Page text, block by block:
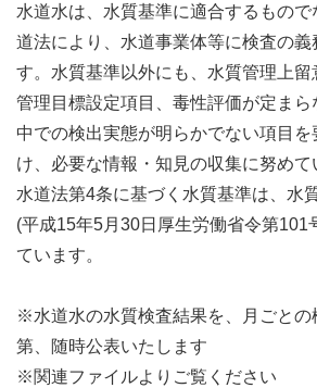
水道水は、水質基準に適合するもの
道法により、水道事業体等に検査の義
す。水質基準以外にも、水質管理上
管理目標設定項目、毒性評価が定ま
中での検出実態が明らかでない項目
け、必要な情報・知見の収集に努めて
水道法第4条に基づく水質基準は、水
(平成15年5月30日厚生労働省令第101
ています。
※水道水の水質検査結果を、月ごとの
第、随時公表いたします
※関連ファイルよりご覧ください